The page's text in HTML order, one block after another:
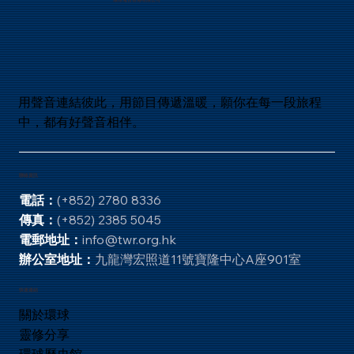
用聲音連結彼此，用節目傳遞溫暖，願你在每一段旅程
中，都有好聲音相伴。
聯絡資訊
電話：(+852) 2780 8336
傳真：(+852) 2385 5045
電郵地址：info@twr.org.hk
辦公室地址：九龍灣宏照道11號寶隆中心A座901室
快速連結
關於環球
靈修分享